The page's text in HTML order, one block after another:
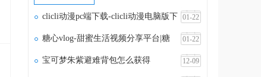
01-22
clicli动漫pc端下载-clicli动漫电脑版下
01-22
糖心vlog-甜蜜生活视频分享平台|糖
12-09
宝可梦朱紫避难背包怎么获得